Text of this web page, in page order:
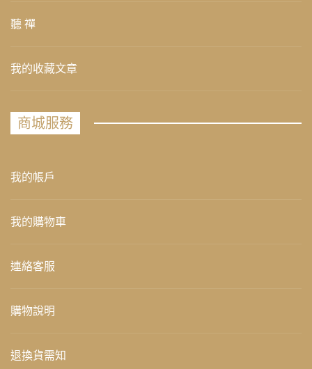
聽 禪
我的收藏文章
商城服務
我的帳戶
我的購物車
連絡客服
購物說明
退換貨需知